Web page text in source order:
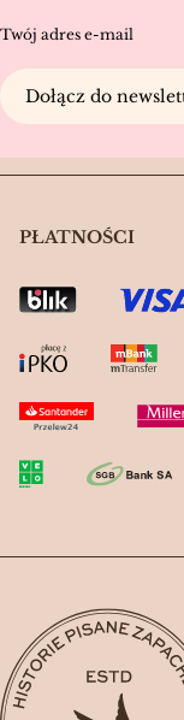
Twój adres e-mail
Dołącz do
PŁATNOŚCI